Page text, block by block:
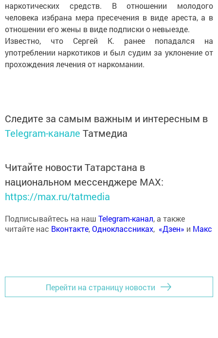
наркотических средств. В отношении молодого
человека избрана мера пресечения в виде ареста, а в
отношении его жены в виде подписки о невыезде.
Известно, что Сергей К. ранее попадался на
употреблении наркотиков и был судим за уклонение от
прохождения лечения от наркомании.
Следите за самым важным и интересным в
Telegram-канале Татмедиа
Читайте новости Татарстана в
национальном мессенджере MАХ:
https://max.ru/tatmedia
Подписывайтесь на наш Telegram-канал, а также
читайте нас Вконтакте,Одноклассниках, «Дзен» и Макс
Перейти на страницу новости